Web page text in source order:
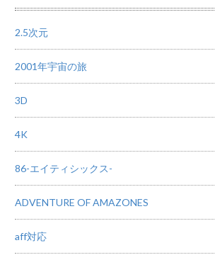
2.5次元
2001年宇宙の旅
3D
4K
86-エイティシックス-
ADVENTURE OF AMAZONES
aff対応